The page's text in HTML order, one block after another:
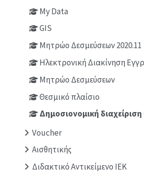
My Data
GIS
Μητρώο Δεσμεύσεων 2020.11
Ηλεκτρονική Διακίνηση
Μητρώο Δεσμεύσεων
Θεσμικό πλαίσιο
Δημοσιονομική
Voucher
Αισθητικής
Διδακτικό Αντικείμενο ΙΕΚ